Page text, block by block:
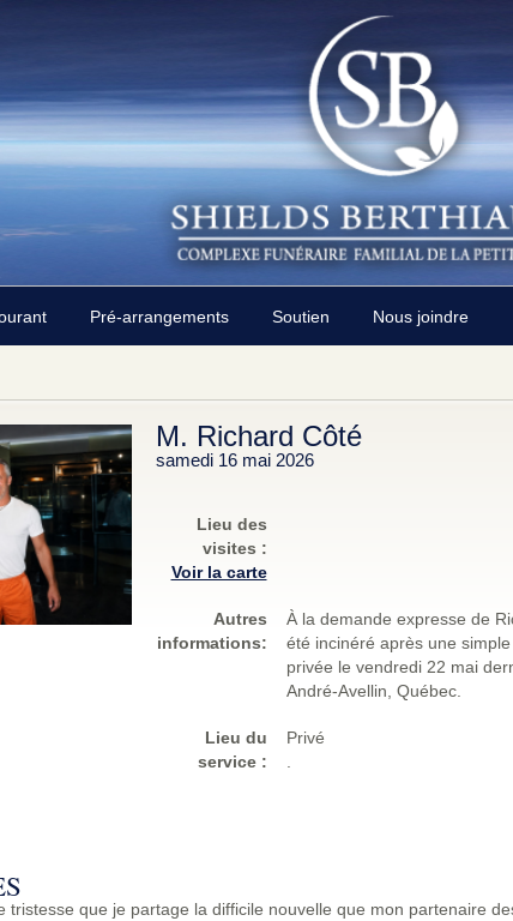
Pré-arrangements Soutien Nous joindre
M. Richard Côté
samedi 16 mai 2026
Lieu des
visites :
Voir la carte
Autres
informations:
À la demande expresse de
été incinéré après une
privée le vendredi 22 mai
André-Avellin, Québec.
Lieu du
service :
Privé
tristesse que je partage la difficile nouvelle que mon partenaire